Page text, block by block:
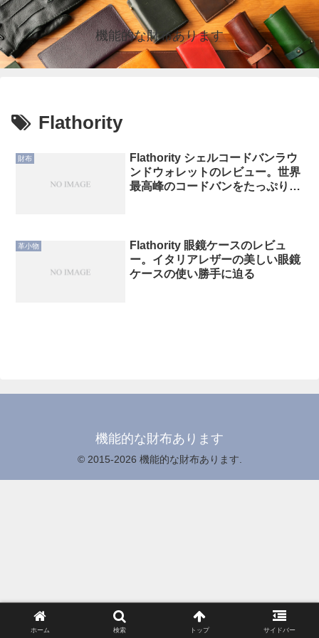
機能的な財布あります
Flathority
財布
Flathority シェルコードバンラウ
ンドウォレットのレビュー。世界
最高峰のコードバンをたっぷりと
革小物
Flathority 眼鏡ケースのレビュ
ー。イタリアレザーの美しい眼鏡
ケースの使い勝手に迫る
機能的な財布あります
© 2015-2026 機能的な財布あります.
ホーム 検索 トップ サイドバー